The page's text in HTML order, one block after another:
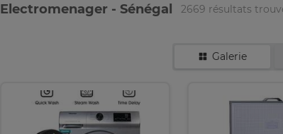
Electromenager - Sénégal 2669 résultats
Galerie